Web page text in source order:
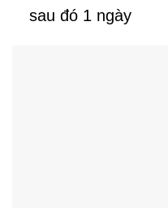
sau đó 1 ngày